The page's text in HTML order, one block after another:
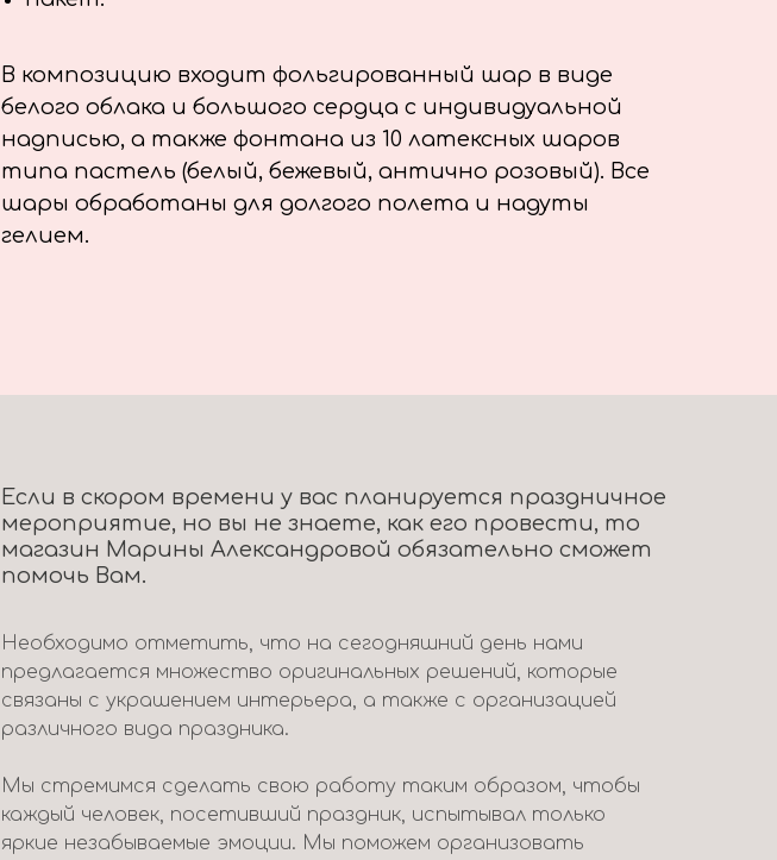
В композицию входит фольгированный шар в виде
белого облака и большого сердца с индивидуальной
надписью, а также фонтана из 10 латексных шаров
типа пастель (белый, бежевый, антично розовый). Все
шары обработаны для долгого полета и надуты
гелием.
Если в скором времени у вас планируется праздничное
мероприятие, но вы не знаете, как его провести, то
магазин Марины Александровой обязательно сможет
помочь Вам.
Необходимо отметить, что на сегодняшний день нами
предлагается множество оригинальных решений, которые
связаны с украшением интерьера, а также с организацией
различного вида праздника.
Мы стремимся сделать свою работу таким образом, чтобы
каждый человек, посетивший праздник, испытывал только
яркие незабываемые эмоции. Мы поможем организовать